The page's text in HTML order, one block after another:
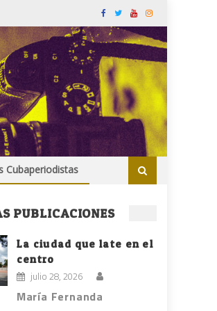
Cubaperiodistas
PUBLICACIONES
La ciudad que late en el
centro
julio 28, 2026
María Fernanda